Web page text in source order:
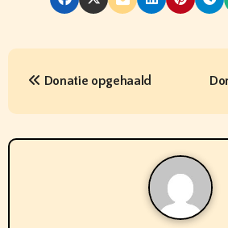
B
r
Donatie opgehaald